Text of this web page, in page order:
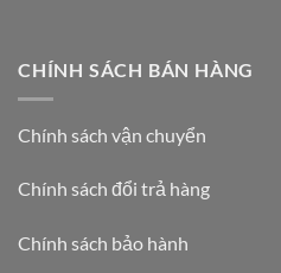
CHÍNH SÁCH BÁN HÀNG
Chính sách vận chuyển
Chính sách đổi trả hàng
Chính sách bảo hành